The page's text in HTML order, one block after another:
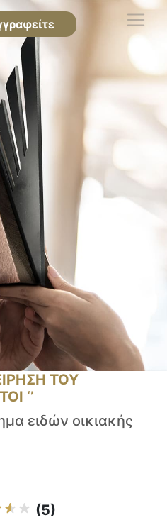
ΤΟΥ
‘’
ειδών οικιακής
(5)